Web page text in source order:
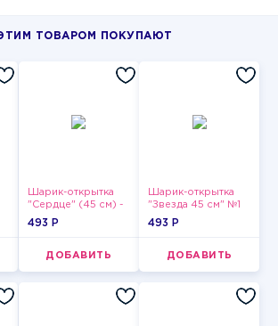
ТОВАРОМ ПОКУПАЮТ
Шарик-открытка
"Сердце" (45 см) -
2
493 P
ДОБАВИТЬ
Шарик-открытка
"Звезда 45 см" №1
493 P
ДОБАВИТЬ